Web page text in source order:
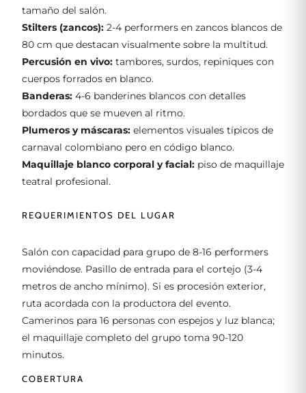
tamaño del salón.
Stilters (zancos): 2-4 performers en zancos blancos de
80 cm que destacan visualmente sobre la multitud.
Percusión en vivo: tambores, surdos, repiniques con
cuerpos forrados en blanco.
Banderas: 4-6 banderines blancos con detalles
bordados que se mueven al ritmo.
Plumeros y máscaras: elementos visuales típicos de
carnaval colombiano pero en código blanco.
Maquillaje blanco corporal y facial: piso de maquillaje
teatral profesional.
REQUERIMIENTOS DEL LUGAR
Salón con capacidad para grupo de 8-16 performers
moviéndose. Pasillo de entrada para el cortejo (3-4
metros de ancho mínimo). Si es procesión exterior,
ruta acordada con la productora del evento.
Camerinos para 16 personas con espejos y luz blanca;
el maquillaje completo del grupo toma 90-120
minutos.
COBERTURA